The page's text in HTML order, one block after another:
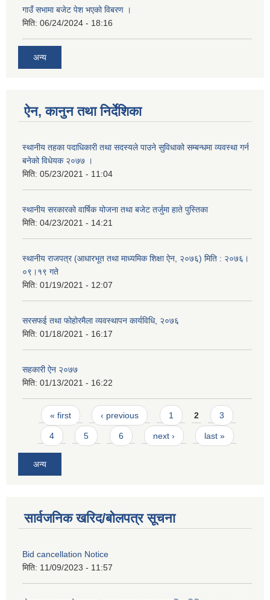
गाउँ सभामा बजेट पेश भएको विबरण ।
मिति: 06/24/2024 - 18:16
अन्य
ऐन, कानुन तथा निर्देशिका
स्थानीय तहका पदाधिकारी तथा सदस्यले पाउने सुविधाको सम्बन्धमा व्यवस्था गर्न
बनेको विधेयक २०७७ ।
मिति: 05/23/2021 - 11:04
स्थानीय सरकारको वार्षिक योजना तथा बजेट तर्जुमा हाते पुस्तिका
मिति: 04/23/2021 - 14:21
स्थानीय राजपत्र (आधारभूत तथा माध्यमिक शिक्षा ऐन, २०७६) मिति : २०७६।
०९।१९ गते
मिति: 01/19/2021 - 12:07
सरसफई तथा फोहोरमैला व्यवस्थापन कार्यविधि, २०७६
मिति: 01/18/2021 - 16:17
सहकारी ऐन २०७७
मिति: 01/13/2021 - 16:22
Pages
« first ‹ previous 1 2 3
4 5 6 next › last »
अन्य
सार्वजनिक खरिद/बोलपत्र सूचना
Bid cancellation Notice
मिति: 11/09/2023 - 11:57